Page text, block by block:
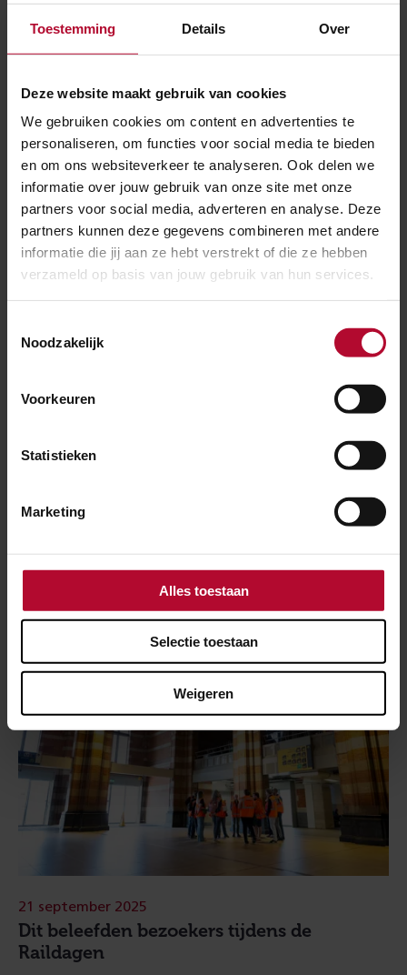
Toestemming Details Over
Deze website maakt gebruik van cookies
We gebruiken cookies om content en advertenties te
personaliseren, om functies voor social media te bieden
en om ons websiteverkeer te analyseren. Ook delen we
informatie over jouw gebruik van onze site met onze
partners voor social media, adverteren en analyse. Deze
partners kunnen deze gegevens combineren met andere
informatie die jij aan ze hebt verstrekt of die ze hebben
verzameld op basis van jouw gebruik van hun services.
Noodzakelijk
Voorkeuren
Statistieken
Marketing
Alles toestaan
Selectie toestaan
Weigeren
Meer over:
Meer nieuws
Verkenning Veluwelijn: meer treinen
Amersfoort - Harderwijk
Dit beleefden bezoekers tijdens de
Raildagen
21 september 2025